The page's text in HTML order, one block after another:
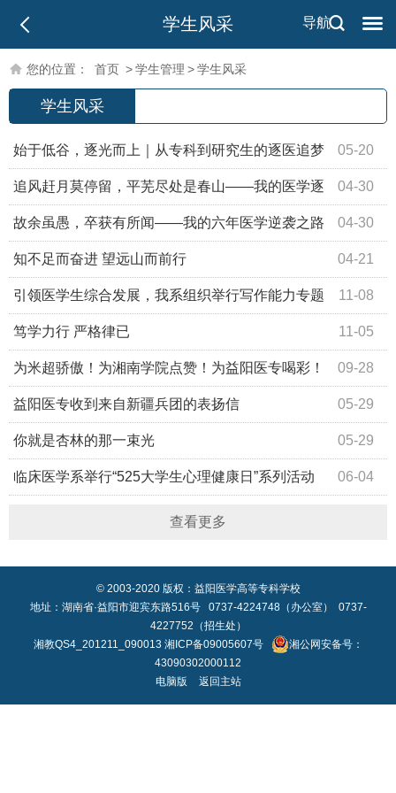
导航
学生风采
您的位置： 首页 >学生管理 >学生风采
学生风采
05-20
始于低谷，逐光而上｜从专科到研究生的逐医追梦
之路 04-30
追风赶月莫停留，平芜尽处是春山——我的医学逐
梦之路 04-30
故余虽愚，卒获有所闻——我的六年医学逆袭之路
04-21
知不足而奋进 望远山而前行
11-08
引领医学生综合发展，我系组织举行写作能力专题
培训 11-05
笃学力行 严格律已
09-28
为米超骄傲！为湘南学院点赞！为益阳医专喝彩！
05-29
益阳医专收到来自新疆兵团的表扬信
05-29
你就是杏林的那一束光
06-04
临床医学系举行“525大学生心理健康日”系列活动
查看更多
© 2003-2020 版权：益阳医学高等专科学校
地址：湖南省·益阳市迎宾东路516号 0737-4224748（办公室） 0737-
4227752（招生处）
湘教QS4_201211_090013 湘ICP备09005607号
湘公网安备号：
43090302000112
电脑版
返回主站